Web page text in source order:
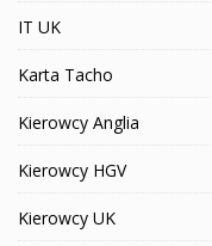
IT UK
Karta Tacho
Kierowcy Anglia
Kierowcy HGV
Kierowcy UK